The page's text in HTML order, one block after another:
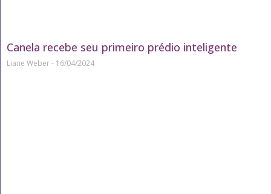
Canela recebe seu primeiro prédio inteligente
Liane Weber 16/04/2024